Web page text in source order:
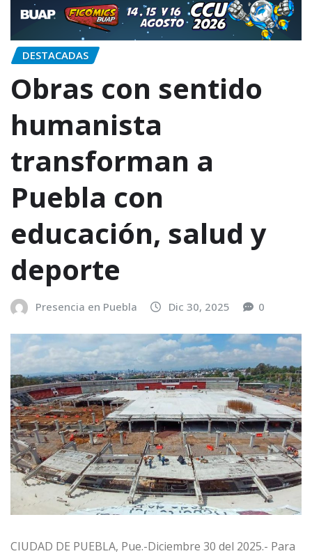
DESTACADAS
Obras con sentido
humanista
transforman a
Puebla con
educación, salud y
deporte
Presencia en Puebla Dic 30, 2025 0
CIUDAD DE PUEBLA, Pue.-Diciembre 30 del 2025.- Para